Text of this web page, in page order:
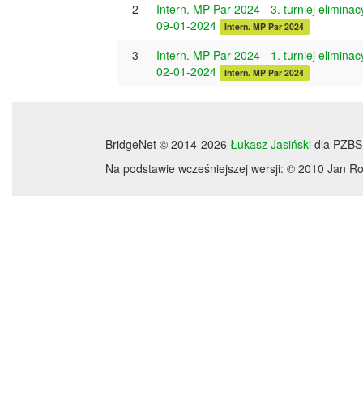
2
Intern. MP Par 2024 - 3. turniej
09-01-2024
Intern. MP Par 2024
3
Intern. MP Par 2024 - 1. turniej
02-01-2024
Intern. MP Par 2024
BridgeNet © 2014-2026 Łukasz Jasiński dla PZBS
Na podstawie wcześniejszej wersji: © 2010 Jan